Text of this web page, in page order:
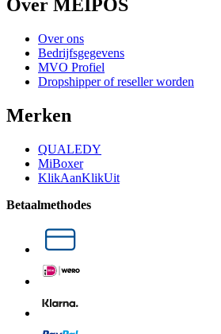
Over MEIPOS
Over ons
Bedrijfsgegevens
MVO Profiel
Dropshipper of reseller worden
Merken
QUALEDY
MiBoxer
KlikAanKlikUit
Betaalmethodes